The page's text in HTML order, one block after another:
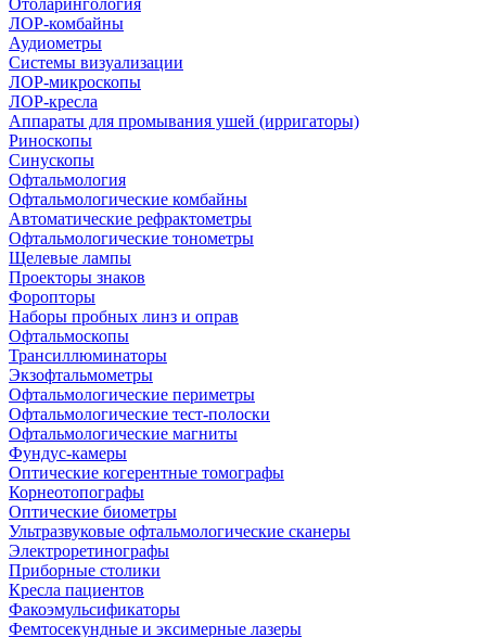
Отоларингология
ЛОР-комбайны
Аудиометры
Системы визуализации
ЛОР-микроскопы
ЛОР-кресла
Аппараты для промывания ушей (ирригаторы)
Риноскопы
Синускопы
Офтальмология
Офтальмологические комбайны
Автоматические рефрактометры
Офтальмологические тонометры
Щелевые лампы
Проекторы знаков
Форопторы
Наборы пробных линз и оправ
Офтальмоскопы
Трансиллюминаторы
Экзофтальмометры
Офтальмологические периметры
Офтальмологические тест-полоски
Офтальмологические магниты
Фундус-камеры
Оптические когерентные томографы
Корнеотопографы
Оптические биометры
Ультразвуковые офтальмологические сканеры
Электроретинографы
Приборные столики
Кресла пациентов
Факоэмульсификаторы
Фемтосекундные и эксимерные лазеры